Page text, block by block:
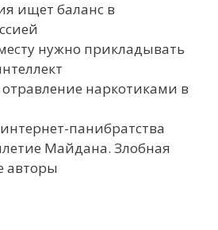
ищет баланс в
нужно прикладывать
отравление наркотиками в
панибратства
Майдана. Злобная
авторы